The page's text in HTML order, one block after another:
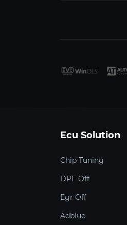
Ecu Solution
Chip Tuning
DPF Off
Egr Off
Adblue